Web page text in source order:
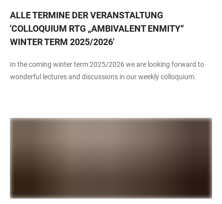
ALLE TERMINE DER VERANSTALTUNG
'COLLOQUIUM RTG „AMBIVALENT ENMITY“
WINTER TERM 2025/2026'
In the coming winter term 2025/2026 we are looking forward to
wonderful lectures and discussions in our weekly colloquium.